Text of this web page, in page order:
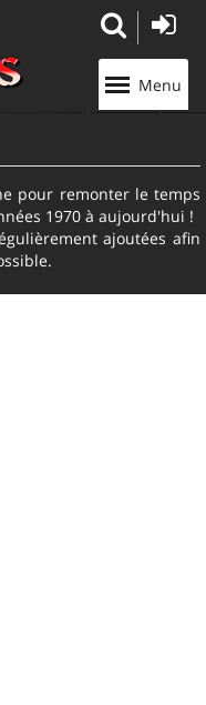
Menu
pour remonter le temps
1970 à aujourd'hui !
ajoutées afin